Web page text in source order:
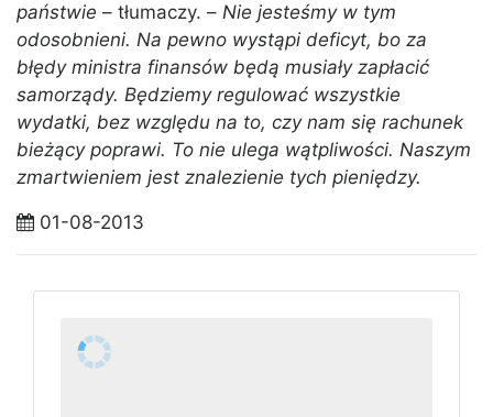
państwie – tłumaczy. – Nie jesteśmy w tym
odosobnieni. Na pewno wystąpi deficyt, bo za
błędy ministra finansów będą musiały zapłacić
samorządy. Będziemy regulować wszystkie
wydatki, bez względu na to, czy nam się rachunek
bieżący poprawi. To nie ulega wątpliwości. Naszym
zmartwieniem jest znalezienie tych pieniędzy.
01-08-2013